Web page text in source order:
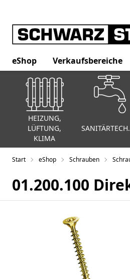
eShop Verkaufsbereiche
HEIZUNG,
LÜFTUNG,
KLIMA
Start eShop Schrauben
01.200.100